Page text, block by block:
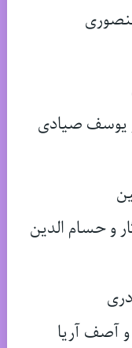
یوسف صیادی
و حسام الدین
آصف آریا